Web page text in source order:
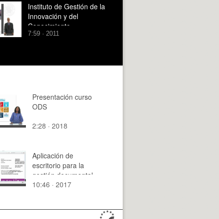
Instituto de Gestión de la
Innovación y del
Conocimiento
7:59 · 2011
Presentación curso
ODS
2:28 · 2018
Aplicación de
escritorio para la
gestión documental,
digitalización y
10:46 · 2017